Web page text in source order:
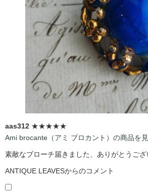
aas312 ★★★★★
Ami brocante（アミ ブロカント）の商品を
素敵なブローチ届きました、ありがとうござ
ANTIQUE LEAVESからのコメント